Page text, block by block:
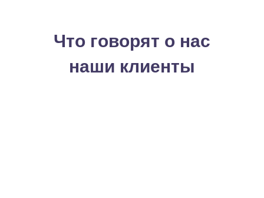
Что говорят о нас
наши клиенты